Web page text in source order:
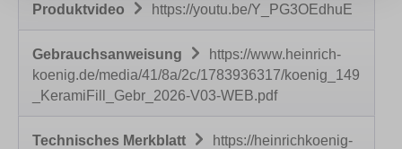
Produktvideo https://youtu.be/Y_PG3OEdhuE
Gebrauchsanweisung
https://www.heinrich-
koenig.de/media/41/8a/2c/1783936317/koenig_149
_KeramiFill_Gebr_2026-V03-WEB.pdf
Technisches Merkblatt
https://heinrichkoenig-